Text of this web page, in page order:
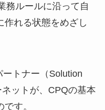
務ルールに沿って自
作れる状態をめざし
トナー（Solution
ットが、CPQの基本
す。